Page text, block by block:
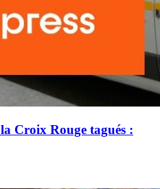
Croix Rouge tagués :